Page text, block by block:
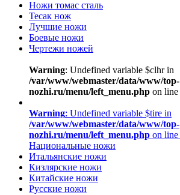
Ножи томас сталь
Тесак нож
Лучшие ножи
Боевые ножи
Чертежи ножей
Warning: Undefined variable $clhr in
/var/www/webmaster/data/www/top-
nozhi.ru/menu/left_menu.php on line
Warning: Undefined variable $tire in
/var/www/webmaster/data/www/top-
nozhi.ru/menu/left_menu.php on line
Национальные ножи
Итальянские ножи
Кизлярские ножи
Китайские ножи
Русские ножи